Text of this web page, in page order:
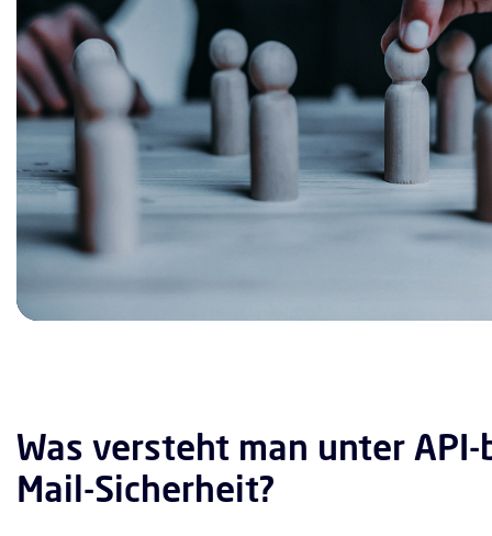
Was versteht man unter
Mail-Sicherheit?